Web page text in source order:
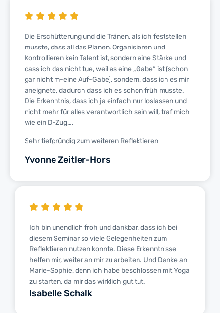
Die Erschütterung und die Tränen, als ich feststellen
musste, dass all das Planen, Organisieren und
Kontrollieren kein Talent ist, sondern eine Stärke und
dass ich das nicht tue, weil es eine „Gabe“ ist (schon
gar nicht m-eine Auf-Gabe), sondern, dass ich es mir
aneignete, dadurch dass ich es schon früh musste.
Die Erkenntnis, dass ich ja einfach nur loslassen und
nicht mehr für alles verantwortlich sein will, traf mich
wie ein D-Zug….
Sehr tiefgründig zum weiteren Reflektieren
Yvonne Zeitler-Hors
Ich bin unendlich froh und dankbar, dass ich bei
diesem Seminar so viele Gelegenheiten zum
Reflektieren nutzen konnte. Diese Erkenntnisse
helfen mir, weiter an mir zu arbeiten. Und Danke an
Marie-Sophie, denn ich habe beschlossen mit Yoga
zu starten, da mir das wirklich gut tut.
Isabelle Schalk